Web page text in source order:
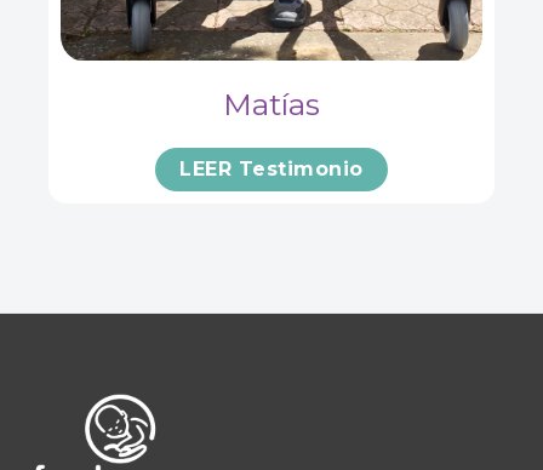
Matías
LEER Testimonio